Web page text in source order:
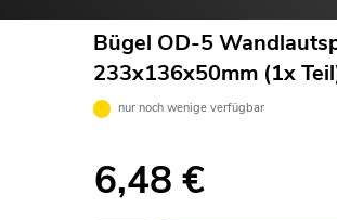
Bügel OD-5
233x136x50mm (1x
nur noch wenige verfügbar
6,48 €